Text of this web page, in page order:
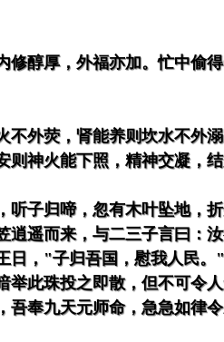
醇厚，外福亦加。忙中偷
外荧，肾能养则坎水不外
神火能下照，精神交凝，
子归啼，忽有木叶坠地，
遥而来，与二三子言曰：
日，"子归吾国，慰我人民
此珠投之即散，但不可令
奉九天元师命，急急如律